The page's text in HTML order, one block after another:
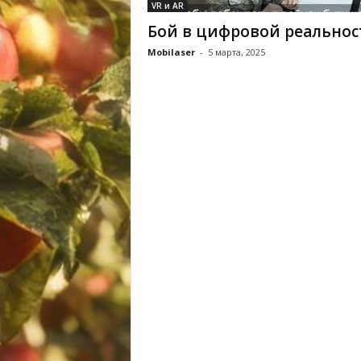
VR и AR
Бой в цифровой
Mobilaser - 5 марта, 2025